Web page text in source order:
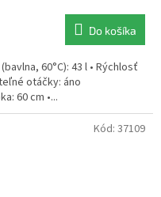
Do košíka
60°C): 43 l • Rýchlosť
otáčky: áno
60 cm •...
Kód: 37109